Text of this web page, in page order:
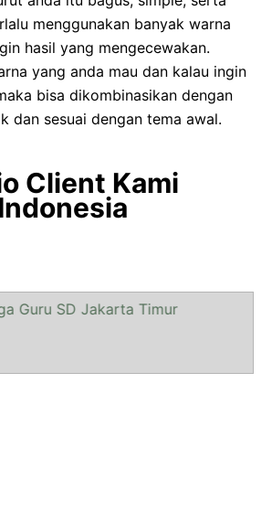
menggunakan banyak warna
hasil yang mengecewakan.
yang anda mau dan kalau ingin
bisa dikombinasikan dengan
dan sesuai dengan tema awal.
Client Kami